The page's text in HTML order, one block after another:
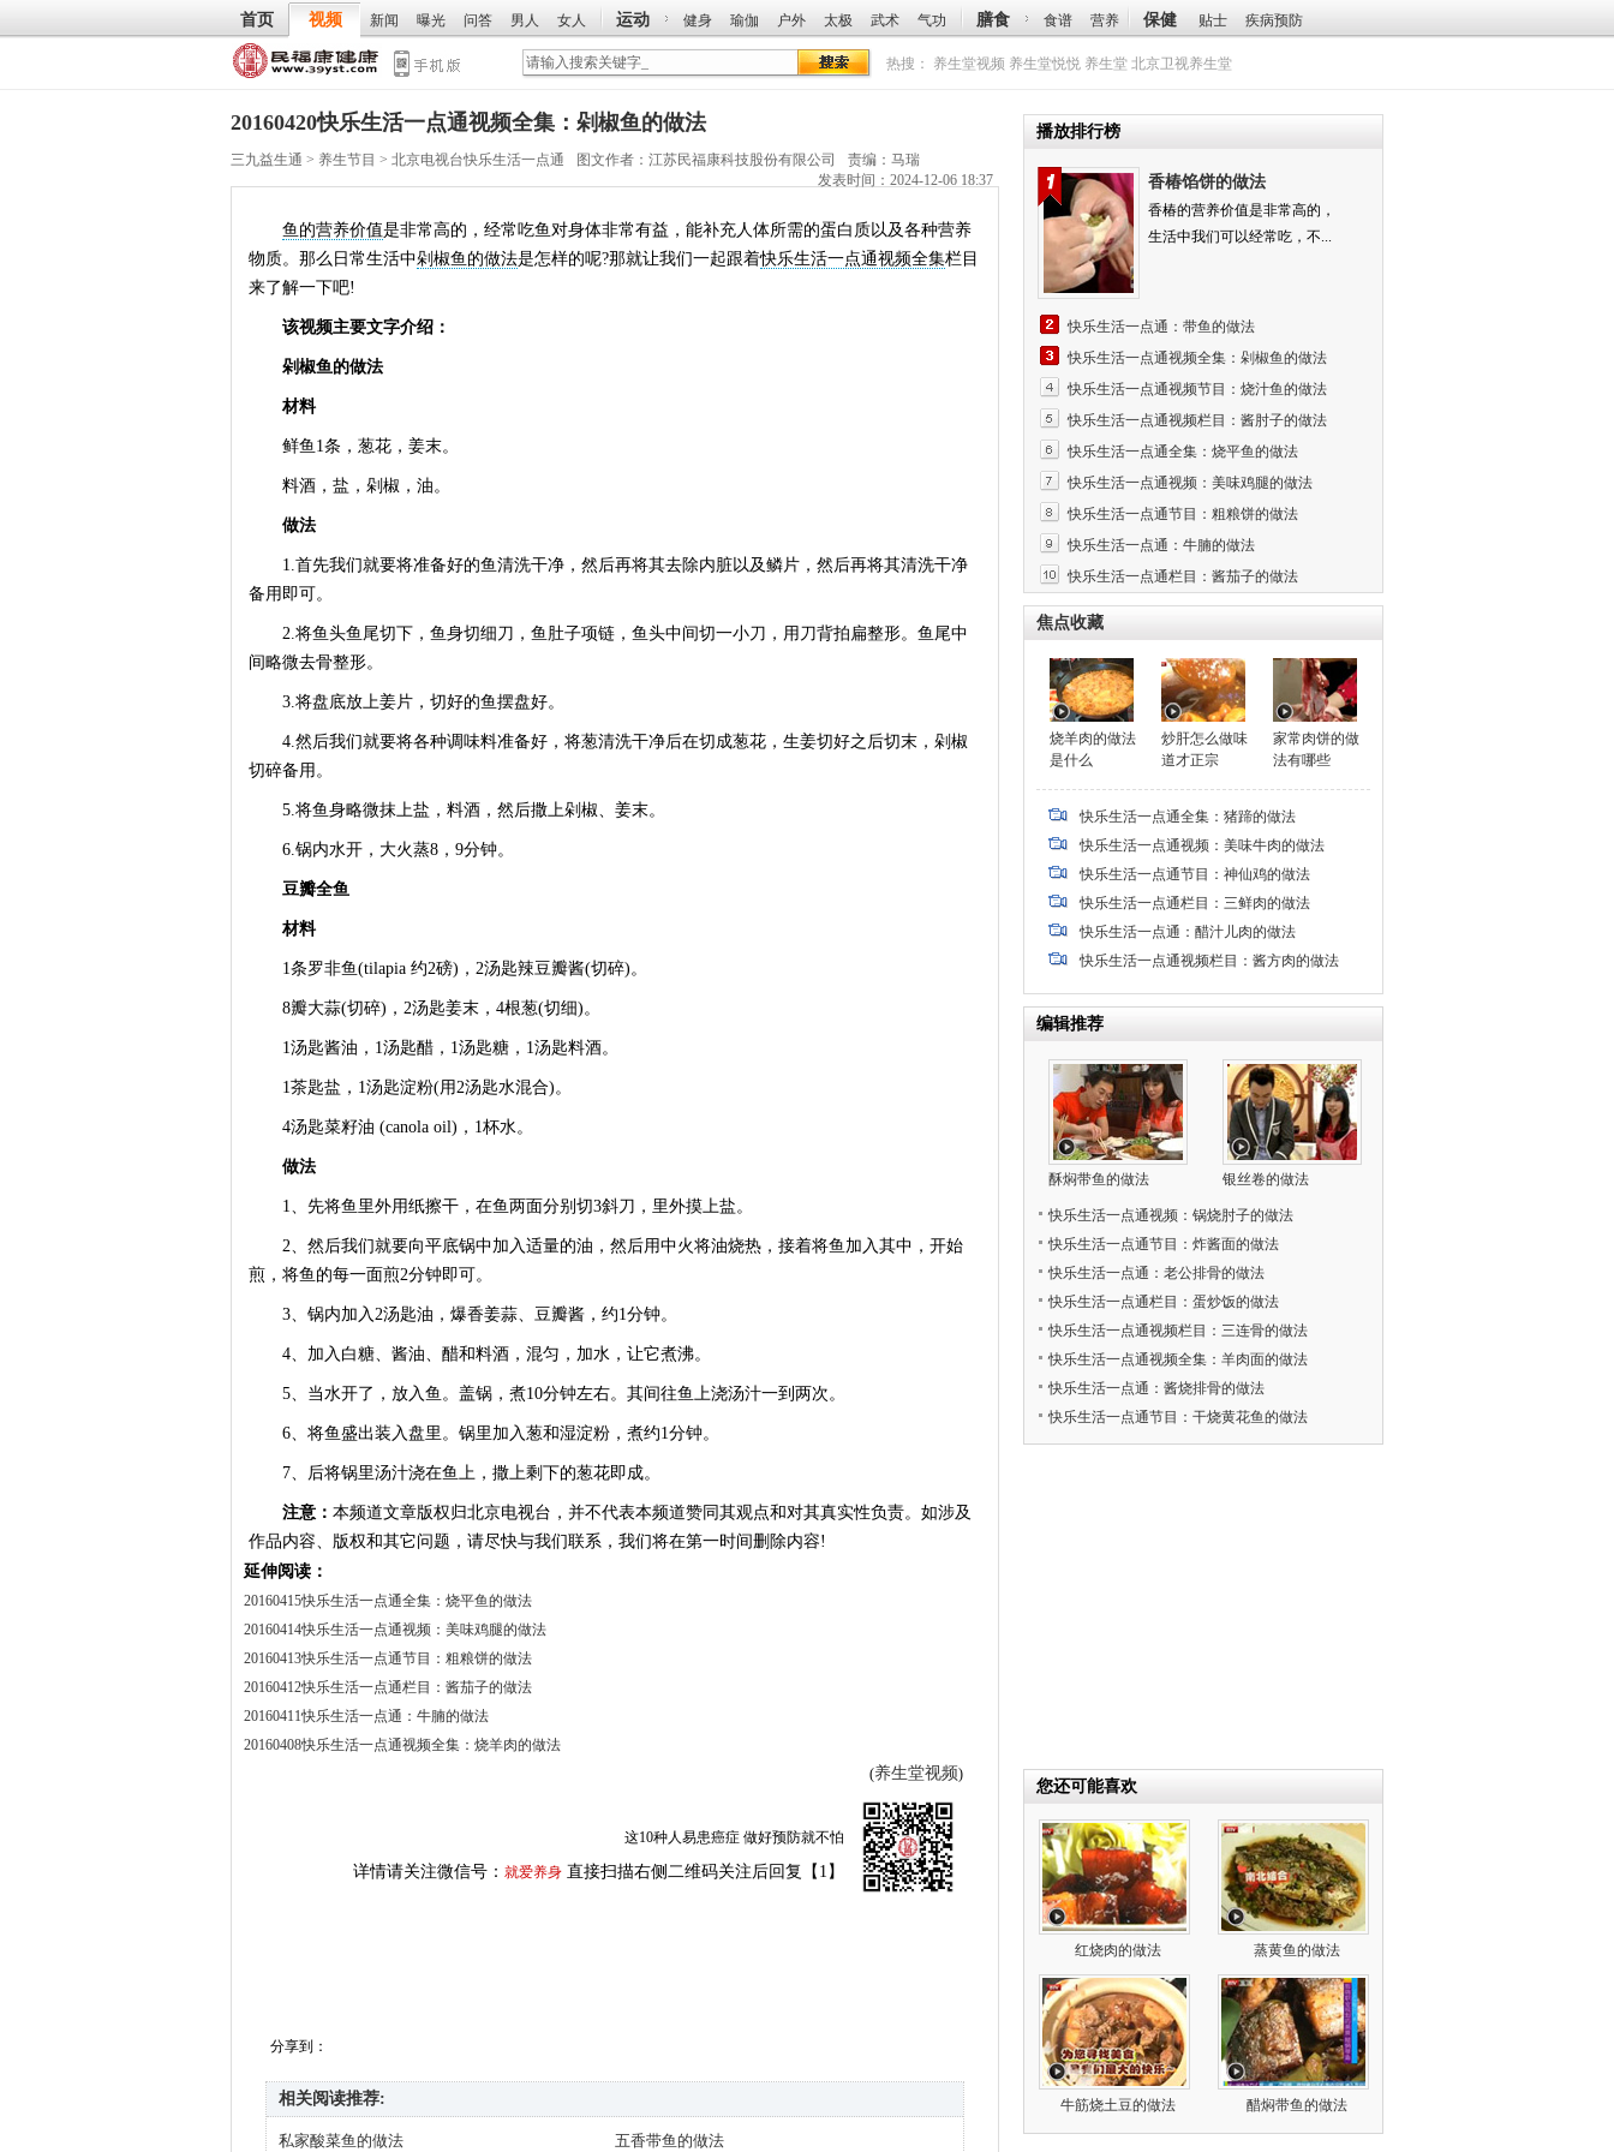
首页 视频 新闻 曝光 问答 男人 女人 运动 健身 瑜伽 户外 太极 武术 气功 膳食 食谱 营养 保健 贴士 疾病预防
热搜： 养生堂视频 养生堂悦悦 养生堂 北京卫视养生堂
20160420快乐生活一点通视频全集：剁椒鱼的做法
三九益生通 > 养生节目 > 北京电视台快乐生活一点通 图文作者： 江苏民福康科技股份有限公司
责编：马瑞
发表时间：2024-12-06 18:37
鱼的营养价值是非常高的，经常吃鱼对身体非常有益，能补充人体所需的蛋白质以及各种营养
物质。那么日常生活中剁椒鱼的做法是怎样的呢?那就让我们一起跟着快乐生活一点通视频全集栏目
来了解一下吧!
该视频主要文字介绍：
剁椒鱼的做法
材料
鲜鱼1条，葱花，姜末。
料酒，盐，剁椒，油。
做法
1.首先我们就要将准备好的鱼清洗干净，然后再将其去除内脏以及鳞片，然后再将其清洗干净
备用即可。
2.将鱼头鱼尾切下，鱼身切细刀，鱼肚子项链，鱼头中间切一小刀，用刀背拍扁整形。鱼尾中
间略微去骨整形。
3.将盘底放上姜片，切好的鱼摆盘好。
4.然后我们就要将各种调味料准备好，将葱清洗干净后在切成葱花，生姜切好之后切末，剁椒
切碎备用。
5.将鱼身略微抹上盐，料酒，然后撒上剁椒、姜末。
6.锅内水开，大火蒸8，9分钟。
豆瓣全鱼
材料
1条罗非鱼(tilapia 约2磅)，2汤匙辣豆瓣酱(切碎)。
8瓣大蒜(切碎)，2汤匙姜末，4根葱(切细)。
1汤匙酱油，1汤匙醋，1汤匙糖，1汤匙料酒。
1茶匙盐，1汤匙淀粉(用2汤匙水混合)。
4汤匙菜籽油 (canola oil)，1杯水。
做法
1、先将鱼里外用纸擦干，在鱼两面分别切3斜刀，里外摸上盐。
2、然后我们就要向平底锅中加入适量的油，然后用中火将油烧热，接着将鱼加入其中，开始
煎，将鱼的每一面煎2分钟即可。
3、锅内加入2汤匙油，爆香姜蒜、豆瓣酱，约1分钟。
4、加入白糖、酱油、醋和料酒，混匀，加水，让它煮沸。
5、当水开了，放入鱼。盖锅，煮10分钟左右。其间往鱼上浇汤汁一到两次。
6、将鱼盛出装入盘里。锅里加入葱和湿淀粉，煮约1分钟。
7、后将锅里汤汁浇在鱼上，撒上剩下的葱花即成。
注意： 本频道文章版权归北京电视台，并不代表本频道赞同其观点和对其真实性负责。如涉及
作品内容、版权和其它问题，请尽快与我们联系，我们将在第一时间删除内容!
延伸阅读：
20160415快乐生活一点通全集：烧平鱼的做法
20160414快乐生活一点通视频：美味鸡腿的做法
20160413快乐生活一点通节目：粗粮饼的做法
20160412快乐生活一点通栏目：酱茄子的做法
20160411快乐生活一点通：牛腩的做法
20160408快乐生活一点通视频全集：烧羊肉的做法
(养生堂视频)
这10种人易患癌症 做好预防就不怕
详情请关注微信号： 就爱养身 直接扫描右侧二维码关注后回复【1】
分享到：
相关阅读推荐:
私家酸菜鱼的做法 五香带鱼的做法
播放排行榜
香椿馅饼的做法
香椿的营养价值是非常高的，
生活中我们可以经常吃，不...
快乐生活一点通：带鱼的做法
快乐生活一点通视频全集：剁椒鱼的做法
快乐生活一点通视频节目：烧汁鱼的做法
快乐生活一点通视频栏目：酱肘子的做法
快乐生活一点通全集：烧平鱼的做法
快乐生活一点通视频：美味鸡腿的做法
快乐生活一点通节目：粗粮饼的做法
快乐生活一点通：牛腩的做法
快乐生活一点通栏目：酱茄子的做法
焦点收藏
烧羊肉的做法
是什么
炒肝怎么做味
道才正宗
家常肉饼的做
法有哪些
快乐生活一点通全集：猪蹄的做法
快乐生活一点通视频：美味牛肉的做法
快乐生活一点通节目：神仙鸡的做法
快乐生活一点通栏目：三鲜肉的做法
快乐生活一点通：醋汁儿肉的做法
快乐生活一点通视频栏目：酱方肉的做法
编辑推荐
酥焖带鱼的做法 银丝卷的做法
快乐生活一点通视频：锅烧肘子的做法
快乐生活一点通节目：炸酱面的做法
快乐生活一点通：老公排骨的做法
快乐生活一点通栏目：蛋炒饭的做法
快乐生活一点通视频栏目：三连骨的做法
快乐生活一点通视频全集：羊肉面的做法
快乐生活一点通：酱烧排骨的做法
快乐生活一点通节目：干烧黄花鱼的做法
您还可能喜欢
红烧肉的做法 蒸黄鱼的做法
牛筋烧土豆的做法 醋焖带鱼的做法